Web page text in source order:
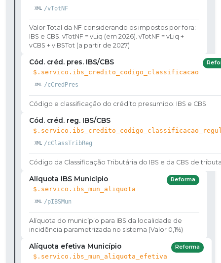
/vTotNF
Valor Total da NF considerando os impostos por fora:
IBS e CBS. vTotNF = vLiq (em 2026). vTotNF = vLiq +
vCBS + vIBSTot (a partir de 2027)
Cód. créd. pres. IBS/CBS
$.servico.ibs_credito_codigo_classificacao
/cCredPres
Código e classificação do crédito presumido: IBS e CBS
Cód. créd. reg. IBS/CBS
/cClassTribReg
Código da Classificação Tributária do IBS e da CBS de
Alíquota IBS Município
$.servico.ibs_mun_aliquota
/pIBSMun
Reforma
Alíquota do município para IBS da localidade de
incidência parametrizada no sistema (Valor 0,1%)
Alíquota efetiva Município
$.servico.ibs_mun_aliquota_efetiva
Reforma